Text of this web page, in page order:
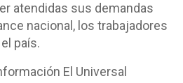
atendidas sus demandas
nacional, los trabajadores
país.
El Universal